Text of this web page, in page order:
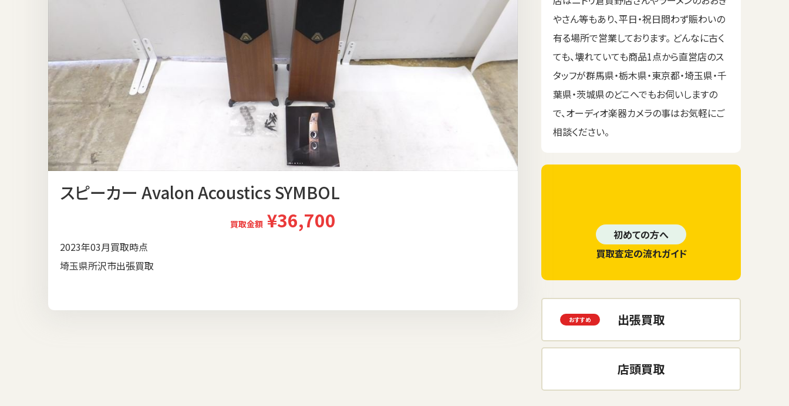
スピーカー Avalon Acoustics SYMBOL
買取金額 ¥36,700
2023年03月買取時点
埼玉県所沢市出張買取
やさん等もあり、平日・祝日問わず賑わいの
有る場所で営業しております。 どんなに古く
ても、壊れていても商品1点から直営店のス
タッフが群馬県・栃木県・東京都・埼玉県・千
葉県・茨城県のどこへでもお伺いしますの
で、オーディオ楽器カメラの事はお気軽にご
相談ください。
初めての方へ
買取査定の流れガイド
出張買取
店頭買取